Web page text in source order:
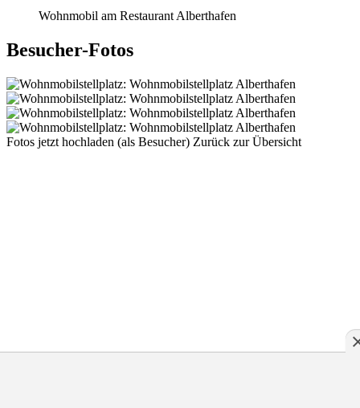
Wohnmobil am Restaurant Alberthafen
Besucher-Fotos
Fotos jetzt hochladen (als Besucher) Zurück zur Übersicht